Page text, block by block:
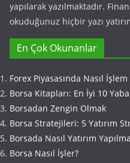
yapılarak yazılmaktadır.
okuduğunuz hiçbir yazı
En Çok Okunanlar
Forex Piyasasında Nasıl İşlem
Borsa Kitapları: En İyi 10
Borsadan Zengin Olmak
Borsa Stratejileri: 5 Yatırım
Borsada Nasıl Yatırım
Borsa Nasıl İşler?